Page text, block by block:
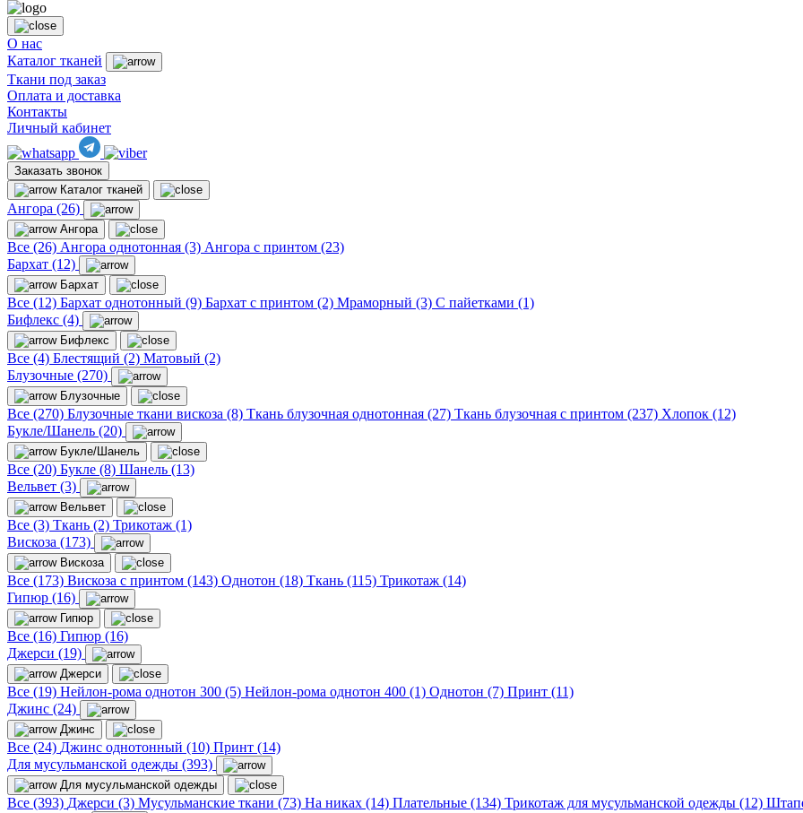
О нас
Каталог тканей
Ткани под заказ
Оплата и доставка
Контакты
Личный кабинет
Заказать звонок
Каталог тканей
Ангора (26)
Ангора
Все (26) Ангора однотонная (3) Ангора с принтом (23)
Бархат (12)
Бархат
Все (12) Бархат однотонный (9) Бархат с принтом (2) Мраморный (3) С пайетками (1)
Бифлекс (4)
Бифлекс
Все (4) Блестящий (2) Матовый (2)
Блузочные (270)
Блузочные
Все (270) Блузочные ткани вискоза (8) Ткань блузочная однотонная (27) Ткань блузочная с принтом (237) Хлопок (12)
Букле/Шанель (20)
Букле/Шанель
Все (20) Букле (8) Шанель (13)
Вельвет (3)
Вельвет
Все (3) Ткань (2) Трикотаж (1)
Вискоза (173)
Вискоза
Все (173) Вискоза с принтом (143) Однотон (18) Ткань (115) Трикотаж (14)
Гипюр (16)
Гипюр
Все (16) Гипюр (16)
Джерси (19)
Джерси
Все (19) Нейлон-рома однотон 300 (5) Нейлон-рома однотон 400 (1) Однотон (7) Принт (11)
Джинс (24)
Джинс
Все (24) Джинс однотонный (10) Принт (14)
Для мусульманской одежды (393)
Для мусульманской одежды
Все (393) Джерси (3) Мусульманские ткани (73) На никах (14) Плательные (134) Трикотаж для мусульманской одежды (12)